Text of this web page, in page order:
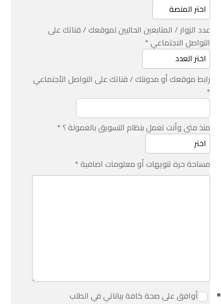
عدد الزوار / المتابعين الحاليين لموقعك / قناتك على
التواصل الاجتماعي*
رابط موقعك أو مدونتك / قناتك على التواصل الأجتماعي
*
منذ متى وأنت تعمل بنظام التسويق بالعمولة ؟*
مساحة حرة تنويهات أو معلومات اضافية*
أوافق على صحة كافة بياناتي في الطلب